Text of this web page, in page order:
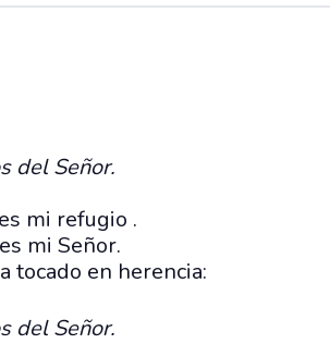
del Señor.
mi refugio .
mi Señor.
tocado en herencia:
del Señor.